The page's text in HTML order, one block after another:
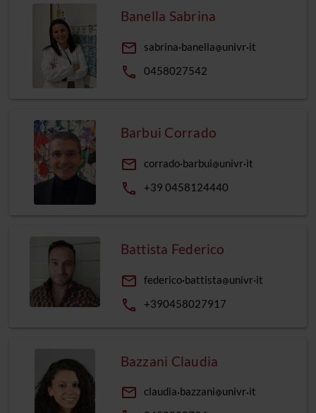
Banella Sabrina
email sabrina banella univr it
phone 0458027542
Barbui Corrado
email corrado barbui univr it
phone +39 0458124440
Battista Federico
email federico battista univr it
phone +390458027917
Bazzani Claudia
email claudia bazzani univr it